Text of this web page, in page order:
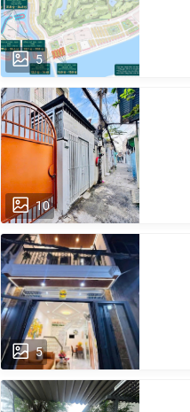
5
10
5